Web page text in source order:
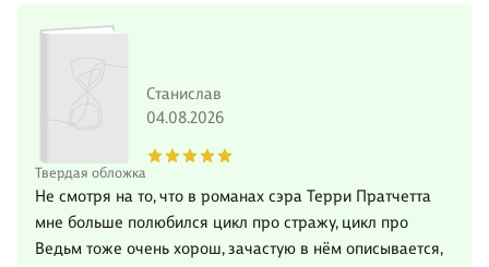
Твердая обложка
Станислав
04.08.2026
Не смотря на то, что в романах сэра Терри Пратчетта
мне больше полюбился цикл про стражу, цикл про
Ведьм тоже очень хорош, зачастую в нём описывается,